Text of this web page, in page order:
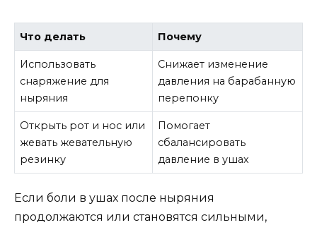
Что делать Почему
Использовать
снаряжение для
ныряния
Снижает изменение
давления на барабанную
перепонку
Открыть рот и нос или
жевать жевательную
резинку
Помогает
сбалансировать
давление в ушах
Если боли в ушах после ныряния
продолжаются или становятся сильными,